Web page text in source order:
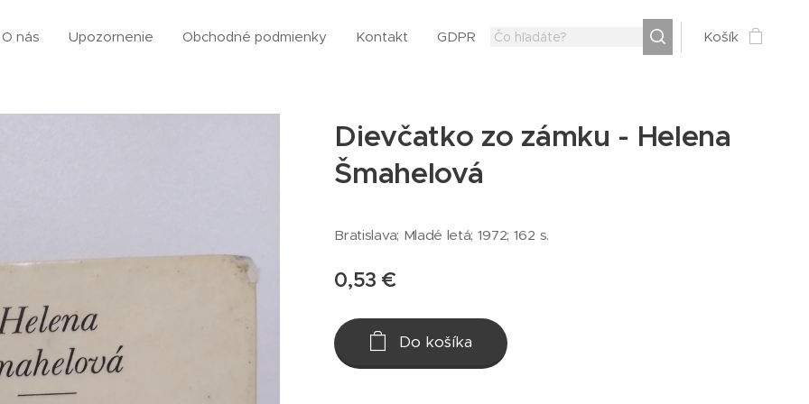
O nás Upozornenie Obchodné podmienky Kontakt GDPR Košík
Dievčatko zo zámku - Helena
Šmahelová
Bratislava; Mladé letá; 1972; 162 s.
0,53 €
Do košíka